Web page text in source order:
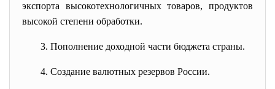
экспорта высокотехнологичных товаров, продуктов
высокой степени обработки.
3. Пополнение доходной части бюджета страны.
4. Создание валютных резервов России.